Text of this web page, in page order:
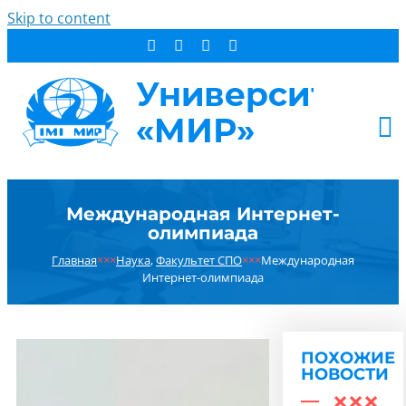
Skip to content
СТУДЕНТУ
ОБ УНИВЕРСИТЕТЕ
НОВОСТИ
Международная Интернет-
олимпиада
Главная×××Наука,Факультет СПО×××Международная
Интернет-олимпиада
ПОХОЖИЕ
НОВОСТИ